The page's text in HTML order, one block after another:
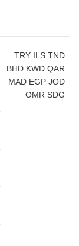
TRY ILS TND
BHD KWD QAR
MAD EGP JOD
OMR SDG